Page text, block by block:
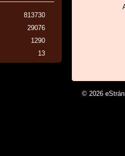
13
813730
29076
1290
© 2026